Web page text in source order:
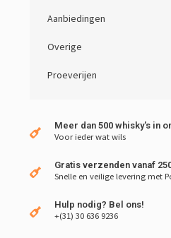
Aanbiedingen
Overige
Proeverijen
Meer dan 500 whisky's in
Voor ieder wat wils
Gratis verzenden vanaf
Snelle en veilige levering met
Hulp nodig? Bel ons!
+(31) 30 636 9236